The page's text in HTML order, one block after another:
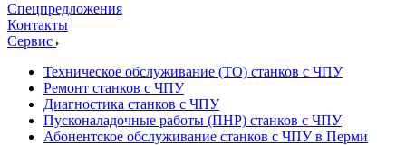
Спецпредложения
Контакты
Сервис
Техническое обслуживание (ТО) станков с ЧПУ
Ремонт станков с ЧПУ
Диагностика станков с ЧПУ
Пусконаладочные работы (ПНР) станков с ЧПУ
Абонентское обслуживание станков с ЧПУ в Перми